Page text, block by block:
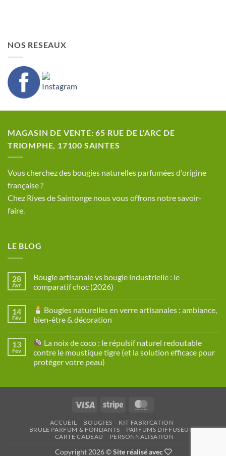
NOS RESEAUX
MAGASIN DE VENTE: 65 RUE DE L'ARC DE
TRIOMPHE, 17100 SAINTES
​Vous cherchez des bougies naturelles parfumées d'origine
française ?
Chez Rives de Saintonge nous vous offrons notre savoir-
faire.
LE BLOG
28
Avr
Bougie artisanale vs bougie industrielle : le
comparatif choc (2026)
sur
Bougie
artisanale
industrielle
le
comparatif
choc
14
Fév
Bougies naturelles en verre artisanales : ambiance,
bien-être & décoration
sur
Bougies
naturelles
en
:
décoration
13
Fév
La noix de coco : le répulsif naturel redoutable
contre le moustique tigre (et la solution efficace pour
protéger votre peau)
le
redoutable
Visa Stripe
ACCUEIL BOUGIES
KIT FABRICATION
BRÛLE PARFUM & FONDANTS
PARFUMS DIFFUSEURS
CARTE CADEAU
PERSONNALISATION
Copyright 2026 ©Site réalisé avec